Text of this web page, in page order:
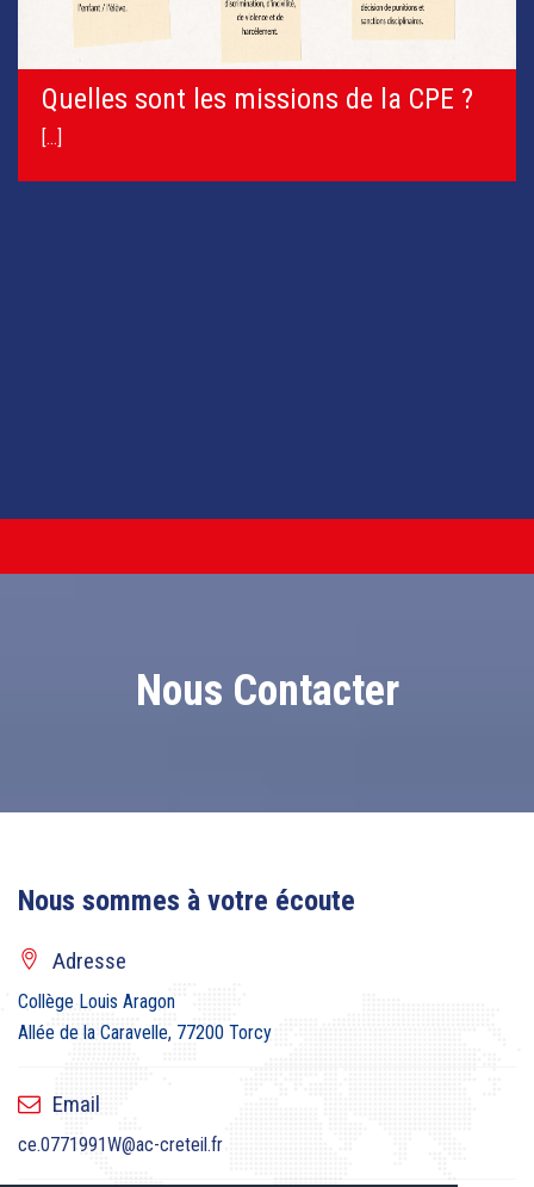
de la CPE ? Règlement intérieur
Nous Contacter
Nous sommes à votre écoute
Adresse
Collège Louis Aragon
Allée de la Caravelle, 77200 Torcy
Email
ce.0771991W@ac-creteil.fr